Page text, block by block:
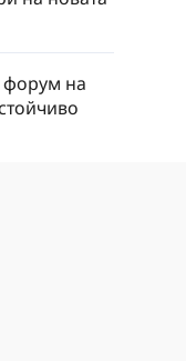
форум на